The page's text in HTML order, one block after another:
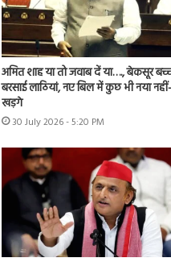
अमित शाह या तो जवाब दें या…., बेकसूर
बरसाई लाठियां, नए बिल में कुछ भी नया नहीं-
खड़गे
30 July 2026 - 5:20 PM